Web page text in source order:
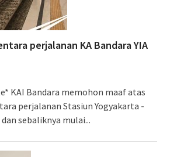
perjalanan KA Bandara YIA
KAI Bandara memohon maaf atas
perjalanan Stasiun Yogyakarta -
sebaliknya mulai...